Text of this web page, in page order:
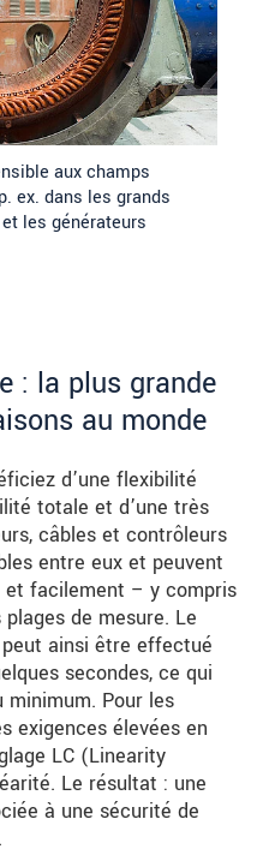
aux champs
ex. dans les grands
les générateurs
: la plus grande
au monde
d’une flexibilité
totale et d’une très
câbles et contrôleurs
entre eux et peuvent
facilement – y compris
de mesure. Le
ainsi être effectué
secondes, ce qui
Pour les
exigences élevées en
LC (Linearity
Le résultat : une
à une sécurité de